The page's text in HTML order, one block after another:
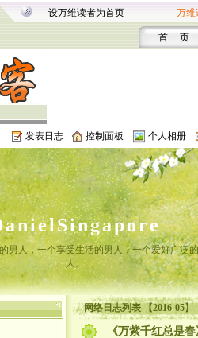
设万维读者为首页 万维
首 页
发表日志 控制面板 个人相册
男人，一个享受生活的男人，一个爱好广泛
人。
网络日志列表 【2016-05】
《万紫千红总是